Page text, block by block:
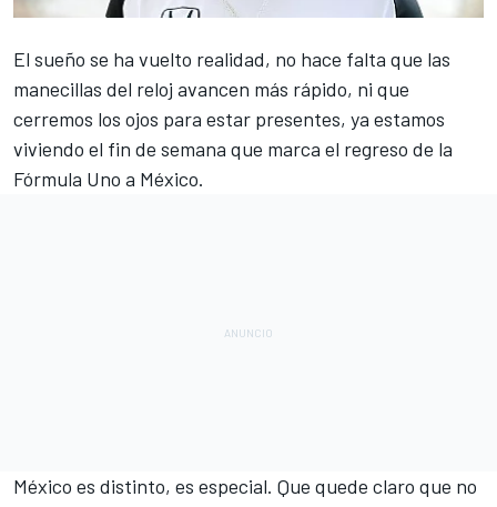
El sueño se ha vuelto realidad, no hace falta que las
manecillas del reloj avancen más rápido, ni que
cerremos los ojos para estar presentes, ya estamos
viviendo el fin de semana que marca el regreso de la
Fórmula Uno a México.
México es distinto, es especial. Que quede claro que no